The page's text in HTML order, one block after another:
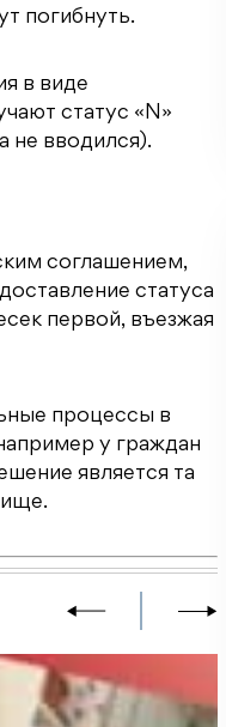
погибнуть.
в виде
статус «N»
не вводился).
соглашением,
статуса
первой, въезжая
процессы в
у граждан
является та